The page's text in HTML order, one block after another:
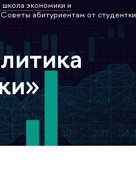
экономики и
Советы абитуриентам от студентки